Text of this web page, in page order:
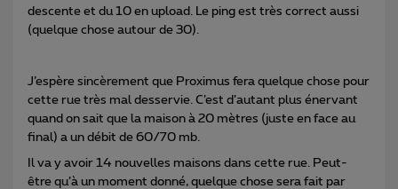
descente et du 10 en upload. Le ping est très correct aussi
(quelque chose autour de 30).
J’espère sincèrement que Proximus fera quelque chose pour
cette rue très mal desservie. C’est d’autant plus énervant
quand on sait que la maison à 20 mètres (juste en face au
final) a un débit de 60/70 mb.
Il va y avoir 14 nouvelles maisons dans cette rue. Peut-
être qu’à un moment donné, quelque chose sera fait par